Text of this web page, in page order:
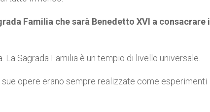
Familia che sarà Benedetto XVI a consacrare il
La Sagrada Familia è un tempio di livello universale.
sue opere erano sempre realizzate come esperimenti